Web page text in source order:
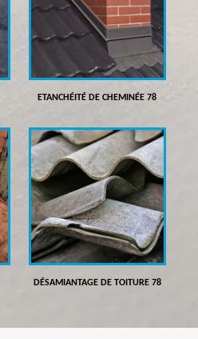
ETANCHÉITÉ DE CHEMINÉE 78
DÉSAMIANTAGE DE TOITURE 78